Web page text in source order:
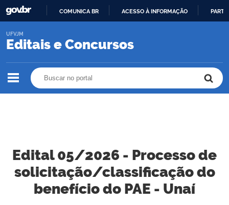
O
COMUNICA BR ACESSO À INFORMAÇÃO
Editais e Concursos
UFVJM
Edital 05/2026 - Processo de
solicitação/classificação do
benefício do PAE - Unaí